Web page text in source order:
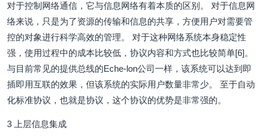
对于控制网络通信，它与信息网络有着本质的区别。 对于信息网
络来说，只是为了资源的传输和信息的共享，方便用户对需要管
控的对象进行科学高效的管理。 对于这种网络系统本身稳定性
强，使用过程中的成本比较低，协议内容和方式也比较简单[6]。
与目前常见的提供总线的Eche-lon公司一样，该系统可以达到即
插即用互联的效果，但该系统的实际用户数量非常少。 至于自动
化标准协议，也就是协议，这个协议的优势是非常强的。
3 上层信息集成